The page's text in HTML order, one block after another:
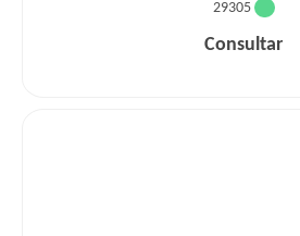
29305
Consultar